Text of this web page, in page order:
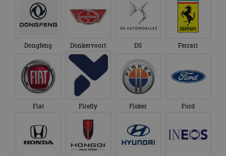
Dongfeng Donkervoort DS Ferrari
Fiat Firefly Fisker Ford